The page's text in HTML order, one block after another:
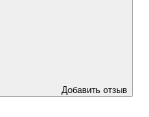
Добавить отзыв